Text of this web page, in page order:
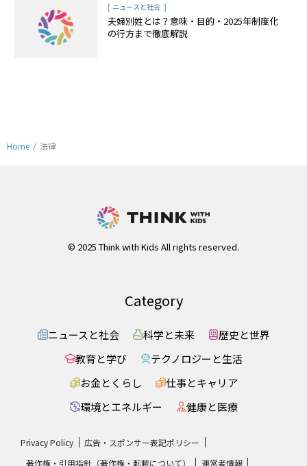
[ ニュースと社会 ]
夫婦別姓とは？意味・目的・2025年制度化
の行方まで徹底解説
Home / 法律
© 2025 Think with Kids All rights reserved.
Category
ニュースと社会 科学と未来
歴史と世界
教育と学び
テクノロジーと生活
お金とくらし
仕事とキャリア
環境とエネルギー
健康と医療
Privacy Policy
広告・スポンサー表記ポリシー
著作権・引用指針（著作権・転載について）
運営者情報